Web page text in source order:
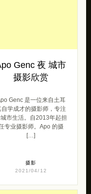
Genc 夜 城市
摄影欣赏
Genc 是一位来自土耳
自学成才的摄影师，专注
市生活。自2013年起担
专业摄影师。Apo 的摄
[…]
摄影
2021/04/12